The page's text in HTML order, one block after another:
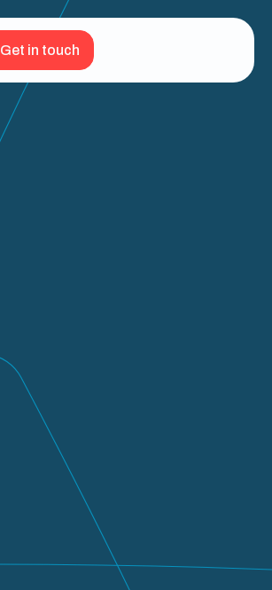
Get in touch